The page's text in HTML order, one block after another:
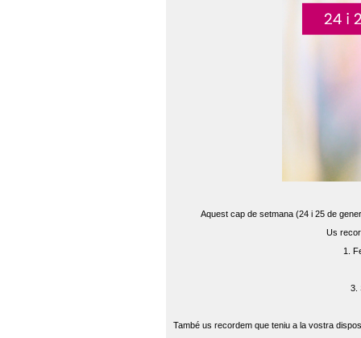
Aquest cap de setmana (24 i 25 de
Us
1.
3.
També us recordem que teniu a la vostra